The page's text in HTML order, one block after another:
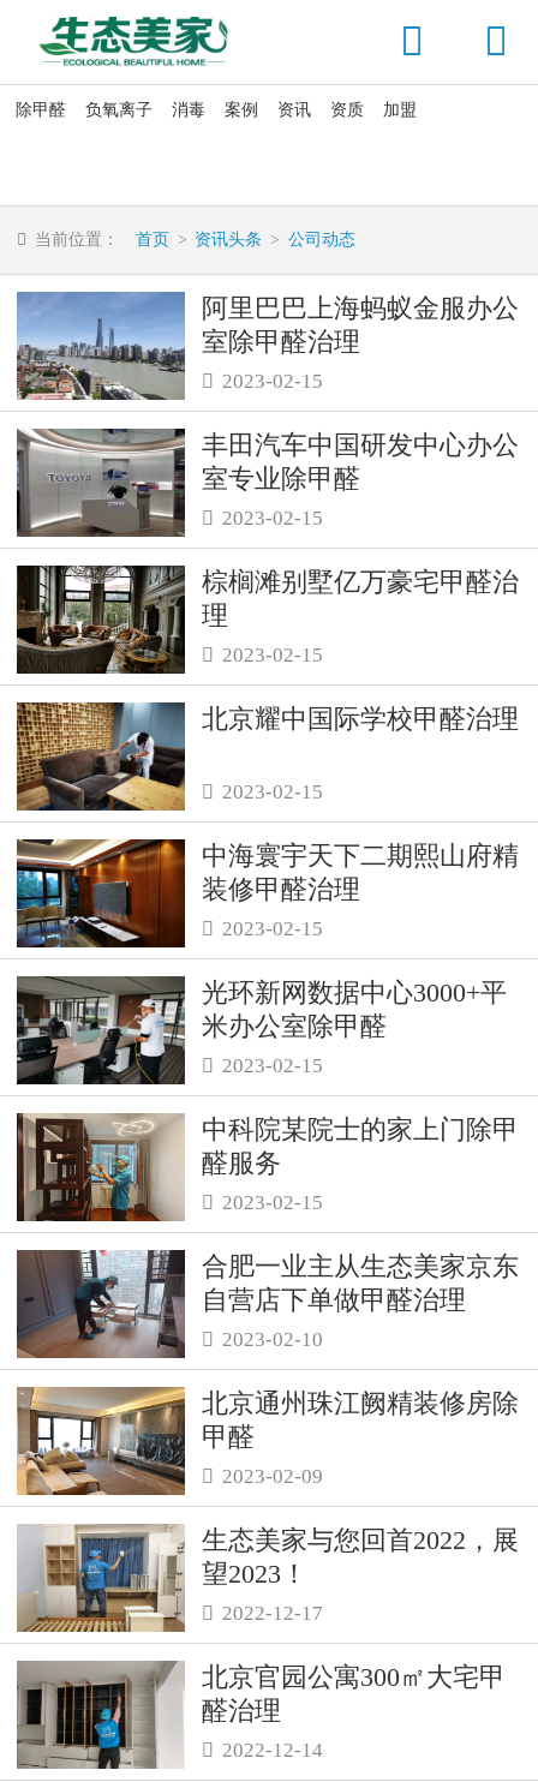


除甲醛 负氧离子 消毒 案例 资讯 资质 加盟
 当前位置： 首页 > 资讯头条 > 公司动态
阿里巴巴上海蚂蚁金服办公
室除甲醛治理
 2023-02-15
丰田汽车中国研发中心办公
室专业除甲醛
 2023-02-15
棕榈滩别墅亿万豪宅甲醛治
理
 2023-02-15
北京耀中国际学校甲醛治理
 2023-02-15
中海寰宇天下二期熙山府精
装修甲醛治理
 2023-02-15
光环新网数据中心3000+平
米办公室除甲醛
 2023-02-15
中科院某院士的家上门除甲
醛服务
 2023-02-15
合肥一业主从生态美家京东
自营店下单做甲醛治理
 2023-02-10
北京通州珠江阙精装修房除
甲醛
 2023-02-09
生态美家与您回首2022，展
望2023！
 2022-12-17
北京官园公寓300㎡大宅甲
醛治理
 2022-12-14